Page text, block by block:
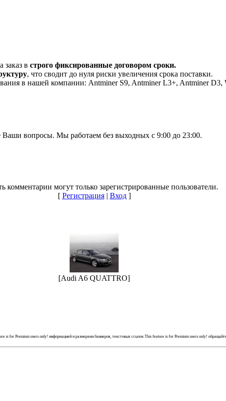
заказ в строго фиксированные договором сроки.
, что сводит до нуля риски увеличения срока поставки.
в нашей компании: Antminer S9, Antminer L3+, Antminer
вопросы. Мы работаем без выходных с 9:00 до 23:00.
комментарии могут только зарегистрированные пользователи.
[ Регистрация| Вход]
[Audi A6 QUATTRO]
is for Premium users only! информацией и размерами баннеров, текстовых ссылок This feature is for Premium users only!